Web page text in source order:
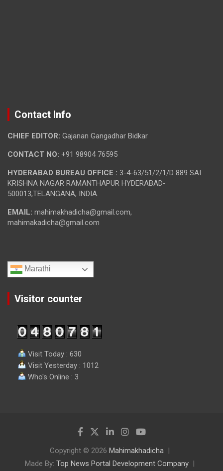
Contact Info
CHIEF EDITOR: Gajanan Gangadhar Bidkar
CONTACT NO: +91 98904 76595
HYDERABAD BUREAU OFFICE : 3-4-63/51/2/1/D 889 SAI
KRISHNA NAGAR RAMANTHAPUR HYDERABAD-
500013,TELANGANA, INDIA.
EMAIL: mahimakhadicha@gmail.com,
mahimakadicha@gmail.com
Marathi
Visitor counter
Visit Today : 630
Visit Yesterday : 1012
Who's Online : 3
Copyright © 2026 Mahimakhadicha
Made By: Top News Portal Development Company